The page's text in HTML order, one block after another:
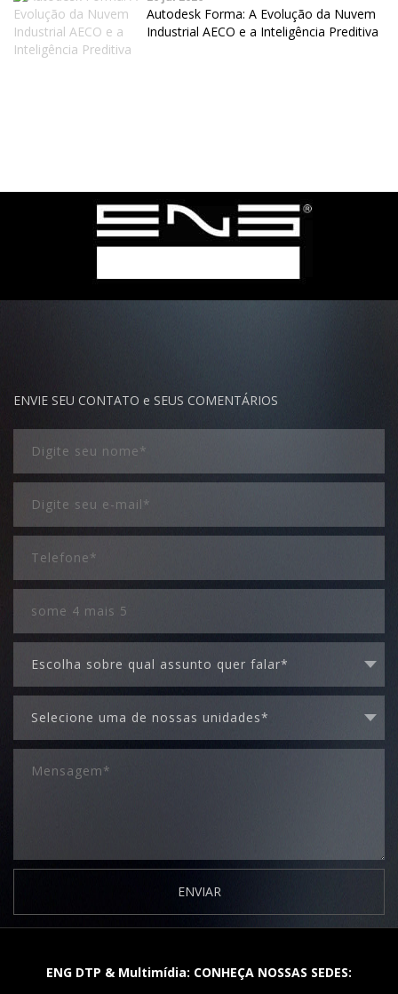
Autodesk Forma: A Evolução da Nuvem
Industrial AECO e a Inteligência Preditiva
ENVIE SEU CONTATO e SEUS COMENTÁRIOS
ENVIAR
ENG DTP & Multimídia: CONHEÇA NOSSAS SEDES: